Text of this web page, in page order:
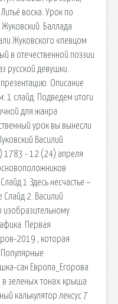
воска. Урок по
Жуковский. Баллада
Жуковского «певцом
в отечественной поэзии
русской девушки.
презентацию. Описание
1 слайд. Подведем итоги
для жанра
урок вы вынесли
Василий
1783 - 12 (24) апреля
1 Здесь несчастье –
Слайд 2. Василий
изобразительному
Первая
2019 , которая
сан Европа_Егорова
зеленых тонах крыша
калькулятор лексус 7